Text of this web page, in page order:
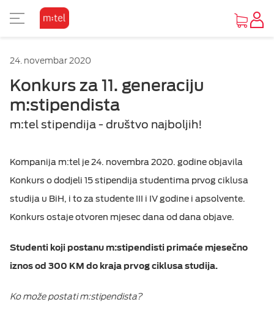
Osnovni prikaz
Visoki kontrast
24. novembar 2020
Konkurs za 11. generaciju
m:stipendista
m:tel stipendija - društvo najboljih!
Kompanija m:tel je 24. novembra 2020. godine objavila
Konkurs o dodjeli 15 stipendija studentima prvog ciklusa
studija u BiH, i to za studente III i IV godine i apsolvente.
Konkurs ostaje otvoren mjesec dana od dana objave.
Studenti koji postanu m:stipendisti primaće mjesečno
iznos od 300 KM do kraja prvog ciklusa studija.
Ko može postati m:stipendista?